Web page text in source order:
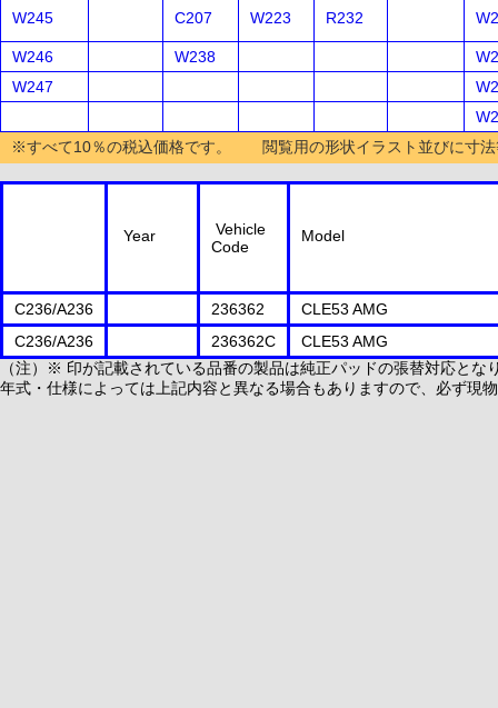
W245 C207 W223 R232
W246 W238
W247
※すべて10％の税込価格です。 閲覧用の形状イラスト並びに寸法
Year
Vehicle
Code
Model
C236/A236 236362
CLE53 AMG
C236/A236
236362C
CLE53 AMG
（注）※ 印が記載されている品番の製品は純正パッドの張替対応とな
年式・仕様によっては上記内容と異なる場合もありますので、必ず現